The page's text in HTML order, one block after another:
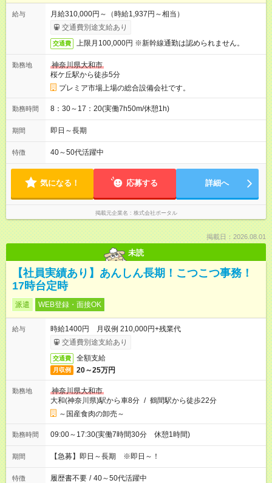
給与
月給310,000円～（時給1,937円～相当）
交通費別途支給あり
交通費 上限月100,000円 ※新幹線通勤は認められません。
勤務地
神奈川県大和市
桜ケ丘駅から徒歩5分
プレミア市場上場の総合設備会社です。
勤務時間 8：30～17：20(実働7h50m/休憩1h)
期間 即日～長期
特徴 40～50代活躍中
気になる！ 応募する 詳細へ
掲載元企業名 株式会社ポータル
掲載日：2026.08.01
未読
【社員実績あり】あんしん長期！こつこつ事務！
17時台定時
派遣 WEB登録・面接OK
給与
時給1400円 月収例 210,000円+残業代
交通費別途支給あり
交通費 全額支給
月収例 20～25万円
勤務地
神奈川県大和市
大和(神奈川県)駅から車8分 / 鶴間駅から徒歩22分
～国産食肉の卸売～
勤務時間 09:00～17:30(実働7時間30分 休憩1時間)
期間 【急募】即日～長期 ※即日～！
特徴 履歴書不要 / 40～50代活躍中